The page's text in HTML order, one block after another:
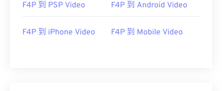
F4P 到 PSP Video F4P 到 Android Video
F4P 到 iPhone Video F4P 到 Mobile Video